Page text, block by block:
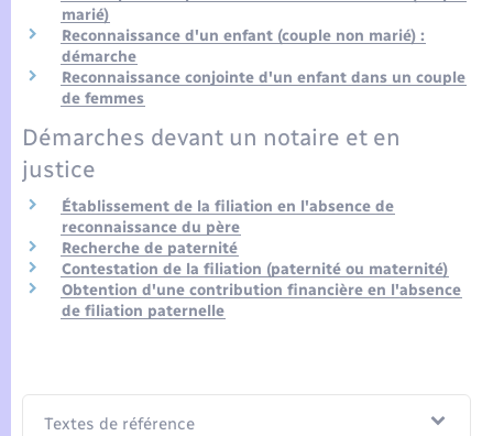
La Communauté de communes
Sécurité - Prévention
Seniors
Transports
Voirie et espace public
marié)
Reconnaissance d'un enfant (couple non marié) :
démarche
Reconnaissance conjointe d'un enfant dans un couple
de femmes
Démarches devant un notaire et en
justice
Établissement de la filiation en l'absence de
reconnaissance du père
Recherche de paternité
Contestation de la filiation (paternité ou maternité)
Obtention d'une contribution financière en l'absence
de filiation paternelle
Textes de référence